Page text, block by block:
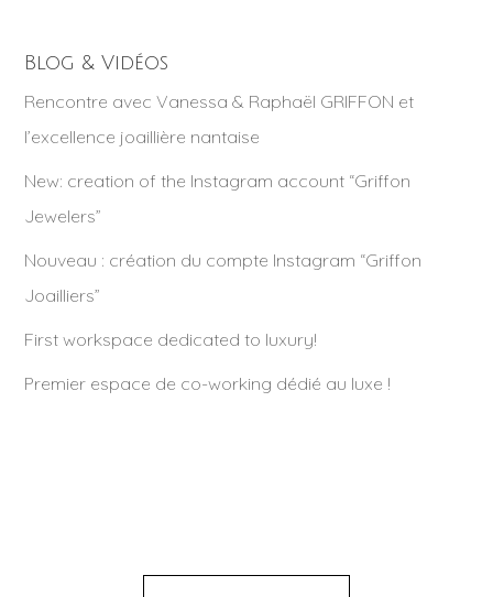
Blog & Vidéos
Rencontre avec Vanessa & Raphaël GRIFFON et
l’excellence joaillière nantaise
New: creation of the Instagram account “Griffon
Jewelers”
Nouveau : création du compte Instagram “Griffon
Joailliers”
First workspace dedicated to luxury!
Premier espace de co-working dédié au luxe !